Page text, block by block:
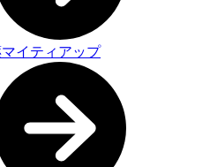
イティアップ